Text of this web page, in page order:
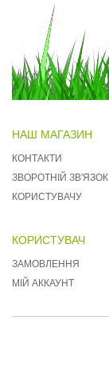
НАШ МАГАЗИН
КОНТАКТИ
ЗВОРОТНІЙ ЗВ'ЯЗОК
КОРИСТУВАЧУ
КОРИСТУВАЧ
ЗАМОВЛЕННЯ
МІЙ АККАУНТ